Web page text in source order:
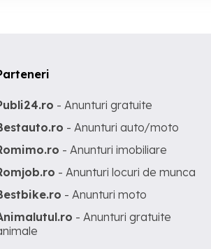
- Anunturi gratuite
- Anunturi auto/moto
- Anunturi imobiliare
- Anunturi locuri de munca
- Anunturi moto
- Anunturi gratuite